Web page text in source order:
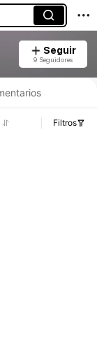
Seguir
9 Seguidores
Filtros